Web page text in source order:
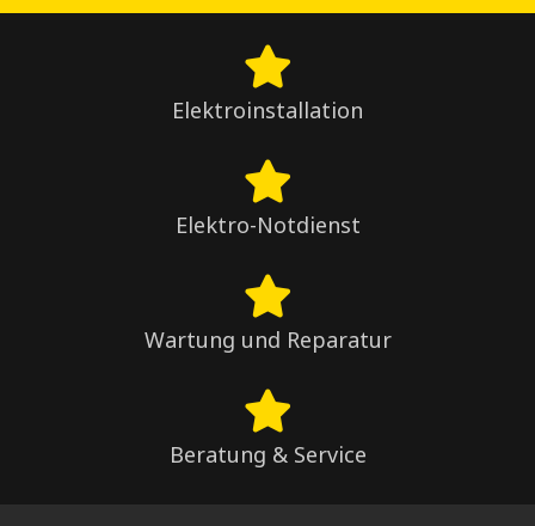
Elektroinstallation
Elektro-Notdienst
Wartung und Reparatur
Beratung & Service